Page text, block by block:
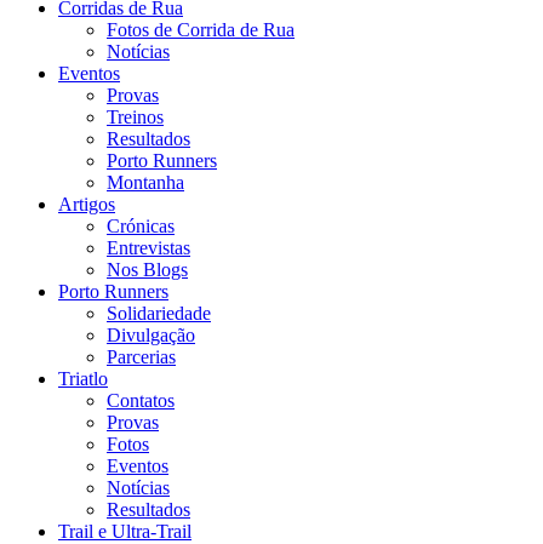
Corridas de Rua
Fotos de Corrida de Rua
Notícias
Eventos
Provas
Treinos
Resultados
Porto Runners
Montanha
Artigos
Crónicas
Entrevistas
Nos Blogs
Porto Runners
Solidariedade
Divulgação
Parcerias
Triatlo
Contatos
Provas
Fotos
Eventos
Notícias
Resultados
Trail e Ultra-Trail